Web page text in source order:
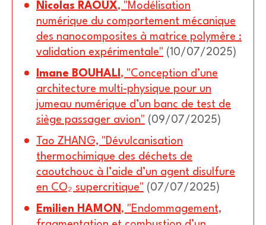
Nicolas RAOUX, "Modélisation
numérique du comportement mécanique
des nanocomposites à matrice polymère :
validation expérimentale" (10/07/2025)
Imane BOUHALI , "Conception d’une
architecture multi-physique pour un
jumeau numérique d’un banc de test de
siège passager avion" (09/07/2025)
Tao ZHANG, "Dévulcanisation
thermochimique des déchets de
caoutchouc à l’aide d’un agent disulfure
en CO₂ supercritique" (07/07/2025)
Emilien HAMON , "Endommagement,